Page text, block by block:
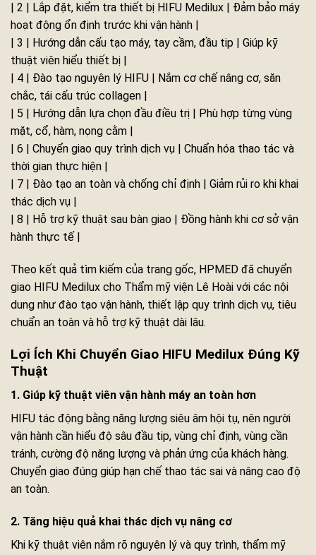
| 2 | Lắp đặt, kiểm tra thiết bị HIFU Medilux | Đảm bảo máy
hoạt động ổn định trước khi vận hành |
| 3 | Hướng dẫn cấu tạo máy, tay cầm, đầu tip | Giúp kỹ
thuật viên hiểu thiết bị |
| 4 | Đào tạo nguyên lý HIFU | Nắm cơ chế nâng cơ, săn
chắc, tái cấu trúc collagen |
| 5 | Hướng dẫn lựa chọn đầu điều trị | Phù hợp từng vùng
mặt, cổ, hàm, nọng cằm |
| 6 | Chuyển giao quy trình dịch vụ | Chuẩn hóa thao tác và
thời gian thực hiện |
| 7 | Đào tạo an toàn và chống chỉ định | Giảm rủi ro khi khai
thác dịch vụ |
| 8 | Hỗ trợ kỹ thuật sau bàn giao | Đồng hành khi cơ sở vận
hành thực tế |
Theo kết quả tìm kiếm của trang gốc, HPMED đã chuyển
giao HIFU Medilux cho Thẩm mỹ viện Lê Hoài với các nội
dung như đào tạo vận hành, thiết lập quy trình dịch vụ, tiêu
chuẩn an toàn và hỗ trợ kỹ thuật dài lâu.
Lợi Ích Khi Chuyển Giao HIFU Medilux Đúng Kỹ
Thuật
1. Giúp kỹ thuật viên vận hành máy an toàn hơn
HIFU tác động bằng năng lượng siêu âm hội tụ, nên người
vận hành cần hiểu độ sâu đầu tip, vùng chỉ định, vùng cần
tránh, cường độ năng lượng và phản ứng của khách hàng.
Chuyển giao đúng giúp hạn chế thao tác sai và nâng cao độ
an toàn.
2. Tăng hiệu quả khai thác dịch vụ nâng cơ
Khi kỹ thuật viên nắm rõ nguyên lý và quy trình, thẩm mỹ